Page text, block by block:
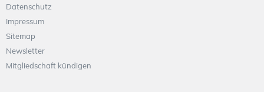
Datenschutz
Impressum
Sitemap
Newsletter
Mitgliedschaft kündigen